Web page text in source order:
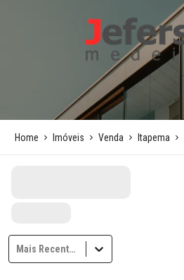
Home Imóveis Venda Itapema
Mais Recentes